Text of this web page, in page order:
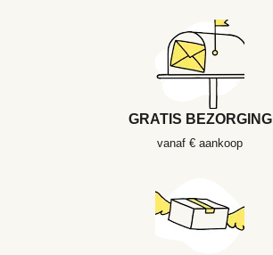
GRATIS BEZORGING
vanaf € aankoop